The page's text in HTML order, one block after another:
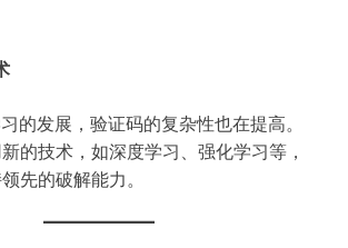
的发展，验证码的复杂性也在提高。
的技术，如深度学习、强化学习等，
先的破解能力。